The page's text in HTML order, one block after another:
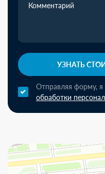
УЗНАТЬ
Отправляя форму,
обработки